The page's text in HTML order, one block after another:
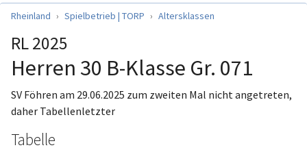
Sie sind hier:
Rheinland Spielbetrieb | TORP Altersklassen
RL 2025
Herren 30 B-Klasse Gr. 071
SV Föhren am 29.06.2025 zum zweiten Mal nicht angetreten,
daher Tabellenletzter
Tabelle